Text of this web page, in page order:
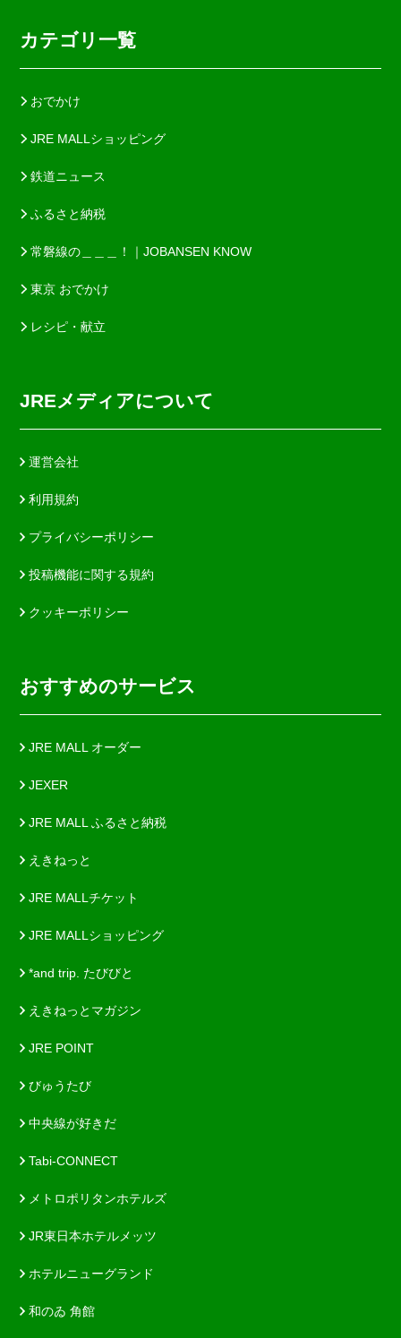
カテゴリ一覧
おでかけ
JRE MALLショッピング
鉄道ニュース
ふるさと納税
常磐線の＿＿＿！｜JOBANSEN KNOW
東京 おでかけ
レシピ・献立
JREメディアについて
運営会社
利用規約
プライバシーポリシー
投稿機能に関する規約
クッキーポリシー
おすすめのサービス
JRE MALL オーダー
JEXER
JRE MALL ふるさと納税
えきねっと
JRE MALLチケット
JRE MALLショッピング
*and trip. たびびと
えきねっとマガジン
JRE POINT
びゅうたび
中央線が好きだ
Tabi-CONNECT
メトロポリタンホテルズ
JR東日本ホテルメッツ
ホテルニューグランド
和のゐ 角館